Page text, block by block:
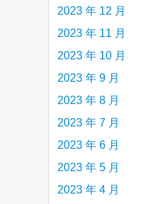
2023 年 12 月
2023 年 11 月
2023 年 10 月
2023 年 9 月
2023 年 8 月
2023 年 7 月
2023 年 6 月
2023 年 5 月
2023 年 4 月